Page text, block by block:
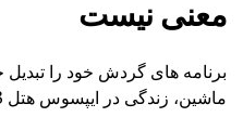
معنی نیست
برنامه های گردش خود را
ماشین، زندگی در ایپسوس هتل 3 *. پارکینگ کاملا امن و آزاد بود.